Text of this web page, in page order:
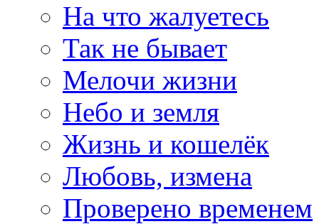
На что жалуетесь
Так не бывает
Мелочи жизни
Небо и земля
Жизнь и кошелёк
Любовь, измена
Проверено временем